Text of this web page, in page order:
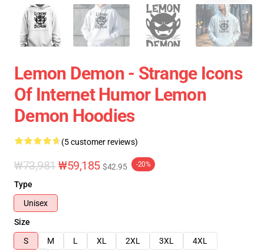
Lemon Demon - Strange Icons
Of Internet Humor Lemon
Demon Hoodies
(5 customer reviews)
₩73,981 ₩59,185 $42.95 -20%
Type
Unisex
Size
S
M L XL 2XL 3XL
4XL